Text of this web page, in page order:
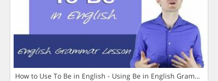
How to Use To Be in English - Using Be in English Grammar